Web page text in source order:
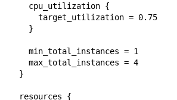
    cpu_utilization {
      target_utilization = 0.75
    }
    min_total_instances = 1
    max_total_instances = 4
  }
  resources {